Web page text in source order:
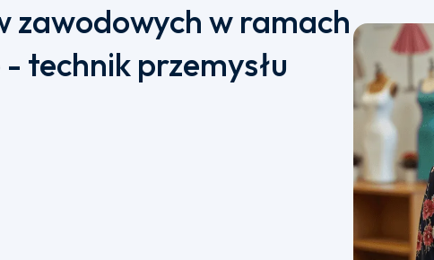
zawodowych w ramach
technik przemysłu
płatności semestralnej bądź jednorazowej.